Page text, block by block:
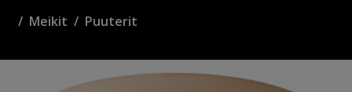
Meikit Puuterit